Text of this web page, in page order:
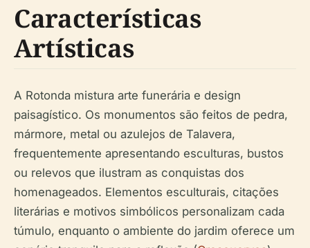
Características
Artísticas
A Rotonda mistura arte funerária e design
paisagístico. Os monumentos são feitos de pedra,
mármore, metal ou azulejos de Talavera,
frequentemente apresentando esculturas, bustos
ou relevos que ilustram as conquistas dos
homenageados. Elementos esculturais, citações
literárias e motivos simbólicos personalizam cada
túmulo, enquanto o ambiente do jardim oferece um